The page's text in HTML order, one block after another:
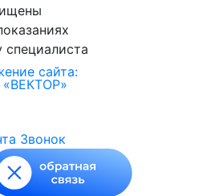
специалиста
сайта:
«ВЕКТОР»
Звонок